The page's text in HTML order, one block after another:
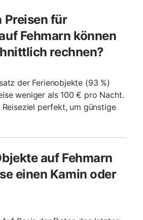
Preisen für
Fehmarn können
rechnen?
der Ferienobjekte (93 %)
weniger als 100 € pro Nacht.
perfekt, um günstige
auf Fehmarn
einen Kamin oder